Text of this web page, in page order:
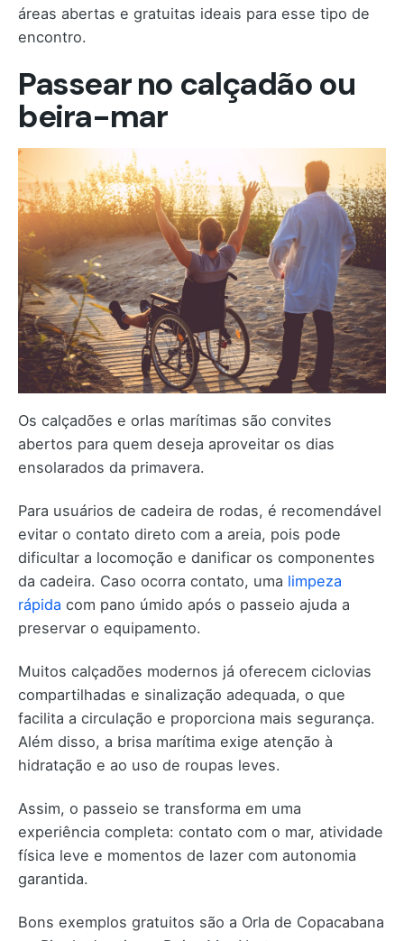
áreas abertas e gratuitas ideais para esse tipo de
encontro.
Passear no calçadão ou
beira-mar
Os calçadões e orlas marítimas são convites
abertos para quem deseja aproveitar os dias
ensolarados da primavera.
Para usuários de cadeira de rodas, é recomendável
evitar o contato direto com a areia, pois pode
dificultar a locomoção e danificar os componentes
da cadeira. Caso ocorra contato, uma limpeza
rápida com pano úmido após o passeio ajuda a
preservar o equipamento.
Muitos calçadões modernos já oferecem ciclovias
compartilhadas e sinalização adequada, o que
facilita a circulação e proporciona mais segurança.
Além disso, a brisa marítima exige atenção à
hidratação e ao uso de roupas leves.
Assim, o passeio se transforma em uma
experiência completa: contato com o mar, atividade
física leve e momentos de lazer com autonomia
garantida.
Bons exemplos gratuitos são a Orla de Copacabana